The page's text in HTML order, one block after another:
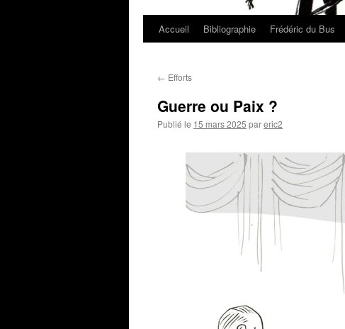
Accueil Bibliographie Frédéric du Bus
← Efforts
Guerre ou Paix ?
Publié le 15 mars 2025 pareric2